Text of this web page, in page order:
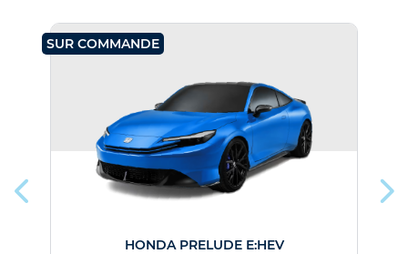
SUR COMMANDE
HONDA PRELUDE E:HEV